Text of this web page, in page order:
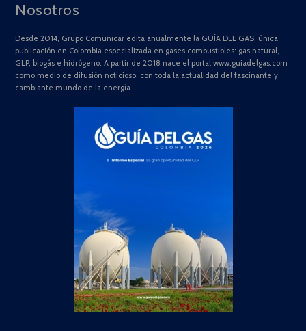
Nosotros
Desde 2014, Grupo Comunicar edita anualmente la GUÍA DEL GAS, única
publicación en Colombia especializada en gases combustibles: gas natural,
GLP, biogás e hidrógeno. A partir de 2018 nace el portal www.guiadelgas.com
como medio de difusión noticioso, con toda la actualidad del fascinante y
cambiante mundo de la energía.